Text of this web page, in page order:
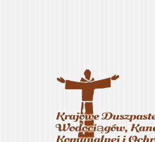
Krajowe